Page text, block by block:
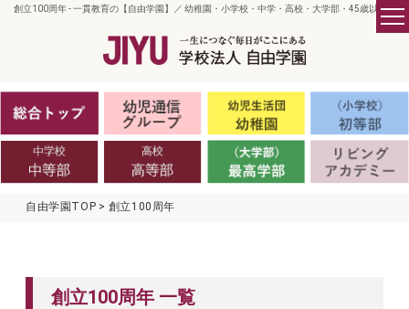
創立100周年 - 一貫教育の【自由学園】／ 幼稚園・小学校・中学・高校・大学部・45歳以上
自由学園TOP 創立100周年
創立100周年 一覧